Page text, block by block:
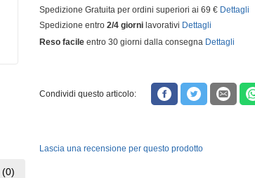
Spedizione Gratuita per ordini superiori ai 69 € Dettagli
Spedizione entro 2/4 giornilavorativi Dettagli
Reso facileentro 30 giorni dalla consegna Dettagli
Condividi questo articolo:
Lascia una recensione per questo prodotto
(0)